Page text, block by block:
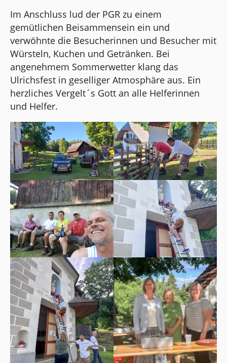
Im Anschluss lud der PGR zu einem
gemütlichen Beisammensein ein und
verwöhnte die Besucherinnen und Besucher mit
Würsteln, Kuchen und Getränken. Bei
angenehmem Sommerwetter klang das
Ulrichsfest in geselliger Atmosphäre aus. Ein
herzliches Vergelt´s Gott an alle Helferinnen
und Helfer.